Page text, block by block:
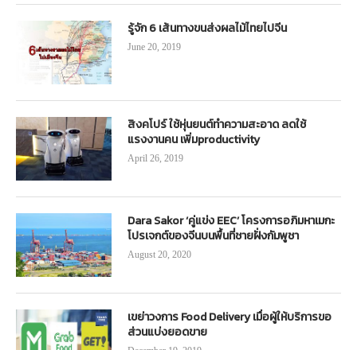
รู้จัก 6 เส้นทางขนส่งผลไม้ไทยไปจีน
June 20, 2019
สิงคโปร์ ใช้หุ่นยนต์ทำความสะอาด ลดใช้
แรงงานคน เพิ่มproductivity
April 26, 2019
Dara Sakor ‘คู่แข่ง EEC’ โครงการอภิมหาเมกะ
โปรเจกต์ของจีนบนพื้นที่ชายฝั่งกัมพูชา
August 20, 2020
เขย่าวงการ Food Delivery เมื่อผู้ให้บริการขอ
ส่วนแบ่งยอดขาย